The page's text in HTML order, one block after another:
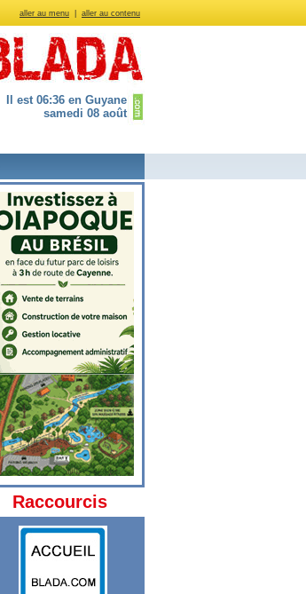
aller au menu aller au contenu
Il est 06:36 en Guyane
samedi 08 août
Raccourcis